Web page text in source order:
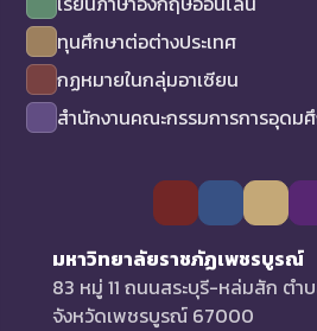
ทุนศึกษาต่อต่างประเทศ
กฏหมายในกลุ่มอาเซียน
สำนักงานคณะกรรมการการอุดม
มหาวิทยาลัยราชภัฏเพชรบูรณ์
83 หมู่ 11 ถนนสระบุรี-หล่มสัก ตำบ
จังหวัดเพชรบูรณ์ 67000